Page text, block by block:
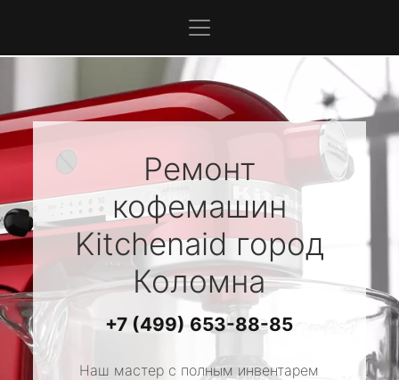
Ремонт
кофемашин
Kitchenaidгород
Коломна
+7 (499) 653-88-85
Наш мастер с полным инвентарем